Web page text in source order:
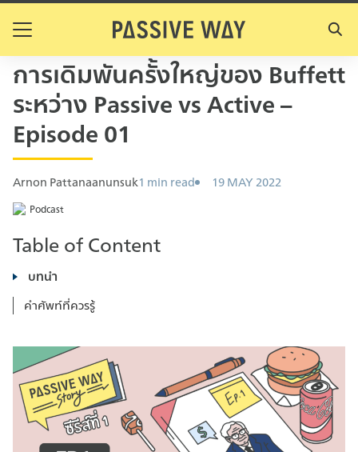
S
การเดิมพันครั้งใหญ่ของ Buffett
ระหว่าง Passive vs Active –
Episode 01
Arnon Pattanaanunsuk1 min read 19 MAY 2022
Podcast
Table of Content
บทนำ
คำศัพท์ที่ควรรู้